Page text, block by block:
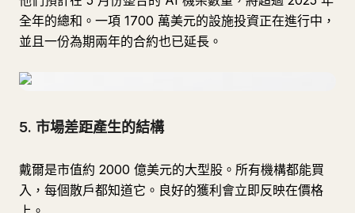
全年的總和。一項 1700 萬美元的設施投資正在進行中，
並且一份為期兩年的合約也已延長。
5. 市場差距產生的結構
戴爾是市值約 2000 億美元的大型股。所有機構都能買
入，每個散戶都知道它。良好的獲利會立即反映在價格